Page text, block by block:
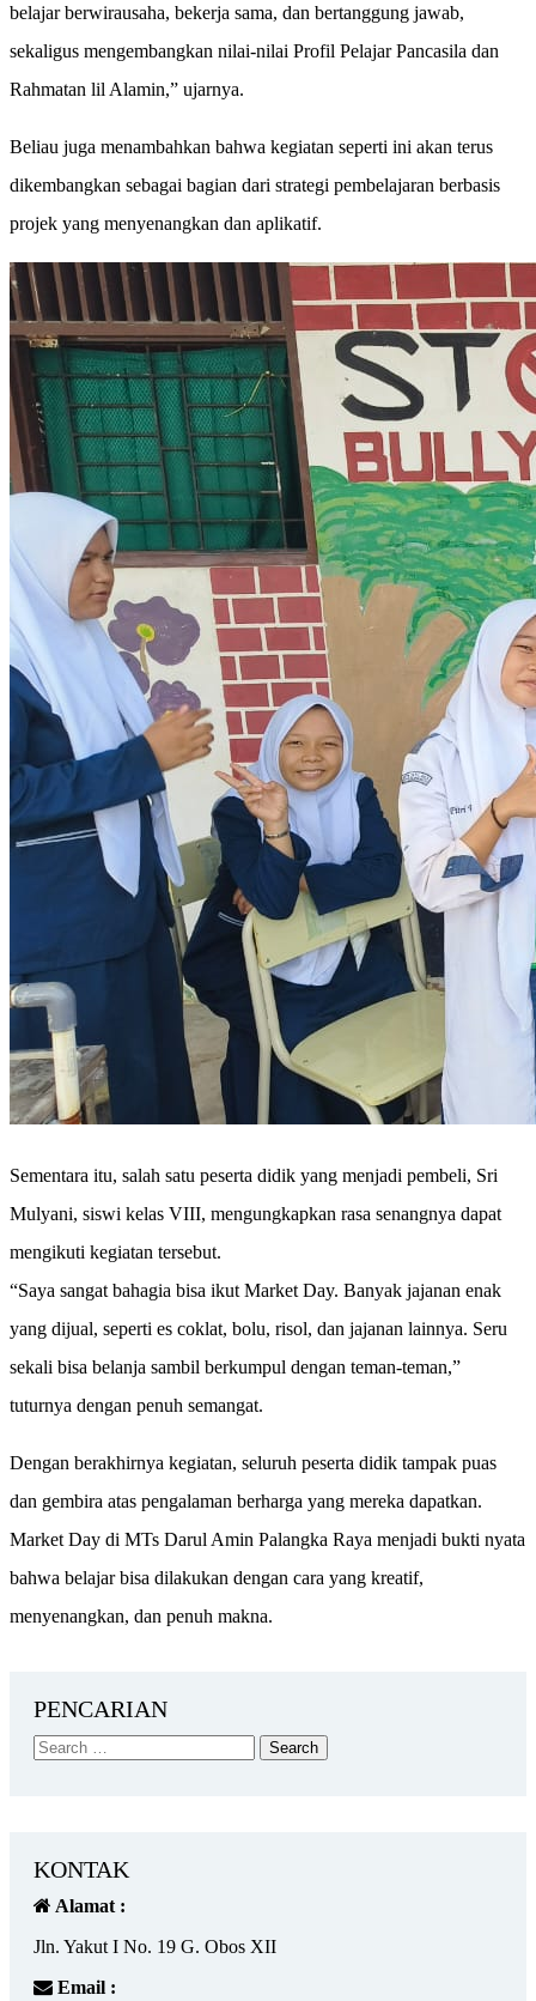
belajar berwirausaha, bekerja sama, dan bertanggung jawab,
sekaligus mengembangkan nilai-nilai Profil Pelajar Pancasila dan
Rahmatan lil Alamin,” ujarnya.
Beliau juga menambahkan bahwa kegiatan seperti ini akan terus
dikembangkan sebagai bagian dari strategi pembelajaran berbasis
projek yang menyenangkan dan aplikatif.
Sementara itu, salah satu peserta didik yang menjadi pembeli, Sri
Mulyani, siswi kelas VIII, mengungkapkan rasa senangnya dapat
mengikuti kegiatan tersebut.
“Saya sangat bahagia bisa ikut Market Day. Banyak jajanan enak
yang dijual, seperti es coklat, bolu, risol, dan jajanan lainnya. Seru
sekali bisa belanja sambil berkumpul dengan teman-teman,”
tuturnya dengan penuh semangat.
Dengan berakhirnya kegiatan, seluruh peserta didik tampak puas
dan gembira atas pengalaman berharga yang mereka dapatkan.
Market Day di MTs Darul Amin Palangka Raya menjadi bukti nyata
bahwa belajar bisa dilakukan dengan cara yang kreatif,
menyenangkan, dan penuh makna.
PENCARIAN
KONTAK
Alamat :
Jln. Yakut I No. 19 G. Obos XII
Email :